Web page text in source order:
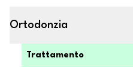
Ortodonzia
Trattamento